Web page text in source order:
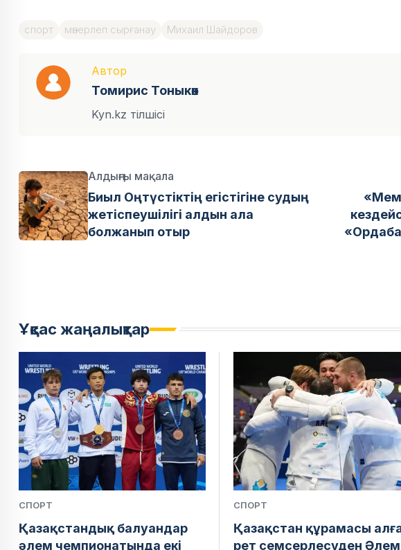
спорт мәнерлеп сырғанау Михаил Шайдоров
Автор
Томирис Тоныкөк
Kyn.kz тілшісі
Алдыңғы мақала
Биыл Оңтүстіктің егістігіне судың
жетіспеушілігі алдын ала
болжанып отыр
Ұқсас жаңалықтар
СПОРТ
Қазақстандық балуандар
әлем чемпионатында екі
СПОРТ
Қазақстан құрамасы
рет семсерлесуден Әлем